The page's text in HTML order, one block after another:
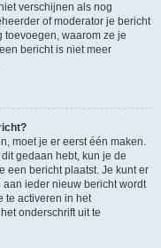
verschijnen als nog
of moderator je bericht
waarom ze je
bericht is niet meer
moet je er eerst één maken.
gedaan hebt, kun je de
een bericht plaatst. Je kunt er
ieder nieuw bericht wordt
te activeren in het
onderschrift uit te